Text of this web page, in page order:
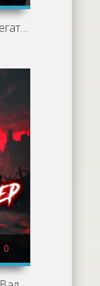
Наследники или ренегаты. Государство и право «оттепели 1953-1964 - Павел Крашенинников
0